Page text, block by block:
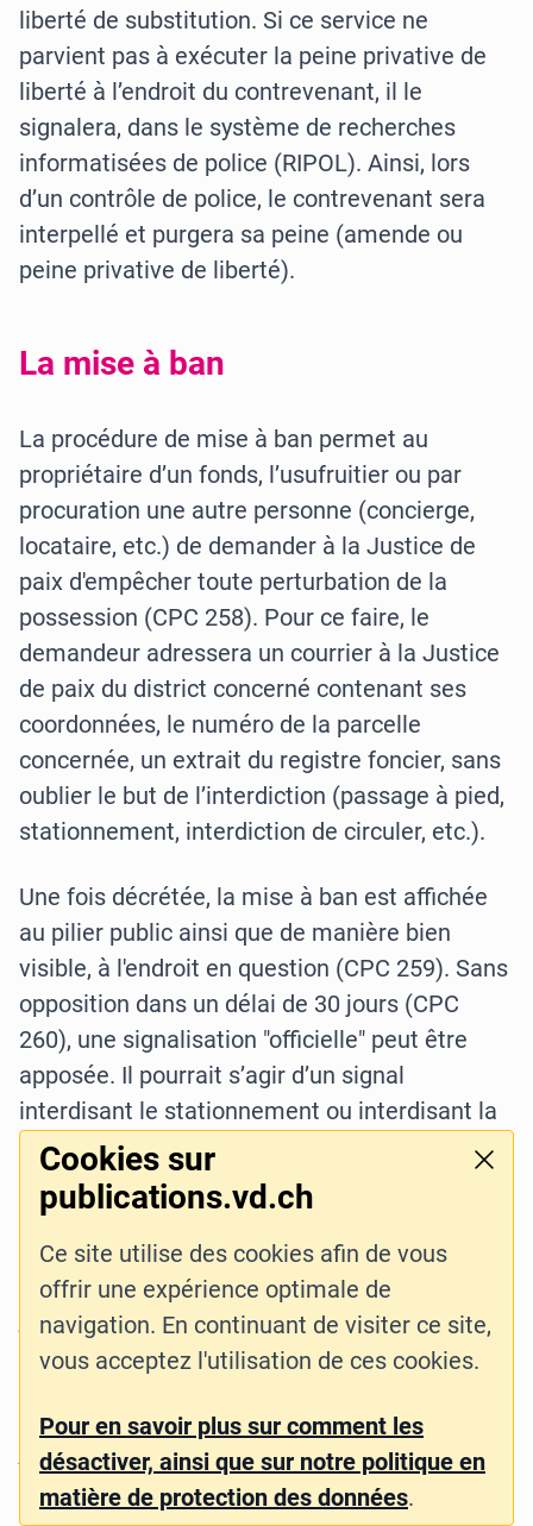
Cookies sur
publications.vd.ch
Ce site utilise des cookies afin de vous
offrir une expérience optimale de
navigation. En continuant de visiter ce site,
vous acceptez l'utilisation de ces cookies.
Pour en savoir plus sur comment les
désactiver, ainsi que sur notre politique en
matière de protection des données.
liberté de substitution. Si ce service ne
parvient pas à exécuter la peine privative de
liberté à l’endroit du contrevenant, il le
signalera, dans le système de recherches
informatisées de police (RIPOL). Ainsi, lors
d’un contrôle de police, le contrevenant sera
interpellé et purgera sa peine (amende ou
peine privative de liberté).
La mise à ban
La procédure de mise à ban permet au
propriétaire d’un fonds, l’usufruitier ou par
procuration une autre personne (concierge,
locataire, etc.) de demander à la Justice de
paix d'empêcher toute perturbation de la
possession (CPC 258). Pour ce faire, le
demandeur adressera un courrier à la Justice
de paix du district concerné contenant ses
coordonnées, le numéro de la parcelle
concernée, un extrait du registre foncier, sans
oublier le but de l’interdiction (passage à pied,
stationnement, interdiction de circuler, etc.).
Une fois décrétée, la mise à ban est affichée
au pilier public ainsi que de manière bien
visible, à l'endroit en question (CPC 259). Sans
opposition dans un délai de 30 jours (CPC
260), une signalisation "officielle" peut être
apposée. Il pourrait s’agir d’un signal
interdisant le stationnement ou interdisant la
circulation. Une plaque complémentaire
accompagnera cette signalisation et comporte
le texte suivant :
Le juge de paix du district de ….. interdit le
passage et le stationnement
de tous véhicules – ceux des ayants droit
Amende selon la loi sur les contraventions
(LContr)